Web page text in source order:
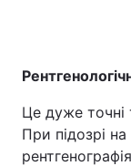
Це дуже точні
При підозрі